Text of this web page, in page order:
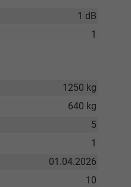
1 dB
1
1250 kg
640 kg
5
1
01.04.2026
10